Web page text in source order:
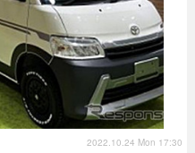
2022.10.24 Mon 17:30